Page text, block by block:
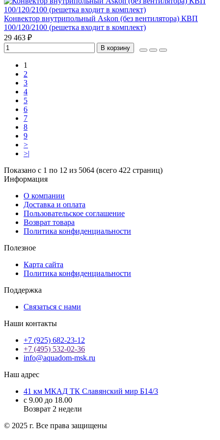
Конвектор внутрипольный Askon (без вентилятора) КВП
100/120/2100 (решетка входит в комплект)
29 463 ₽
В корзину
1
2
3
4
5
6
7
8
9
>
>|
Показано с 1 по 12 из 5064 (всего 422 страниц)
Информация
О компании
Доставка и оплата
Пользовательское соглашение
Возврат товара
Политика конфиденциальности
Полезное
Карта сайта
Политика конфиденциальности
Поддержка
Связаться с нами
Наши контакты
+7 (925) 682-23-12
+7 (495) 532-02-36
info@aquadom-msk.ru
Наш адрес
41 км МКАД ТК Славянский мир Б14/3
с 9.00 до 18.00
Возврат 2 недели
© 2025 г. Все права защищены